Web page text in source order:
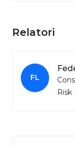
Relatori
FL